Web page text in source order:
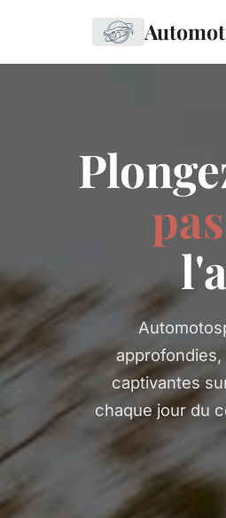
captivantes
chaque jour du